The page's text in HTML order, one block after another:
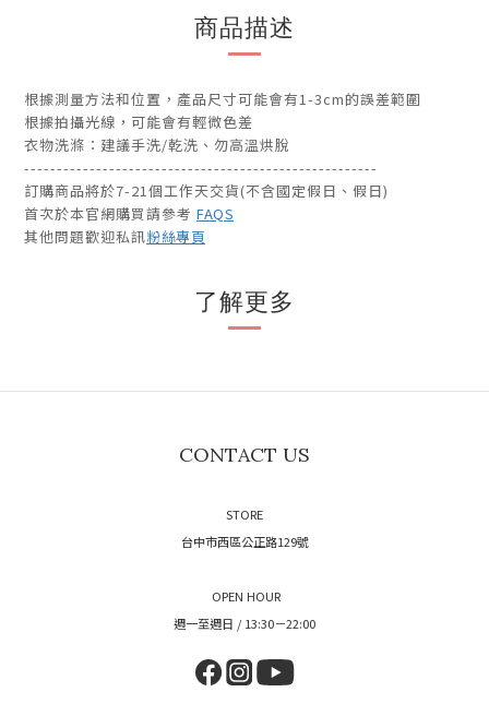
商品描述
根據測量方法和位置，產品尺寸可能會有1-3cm的誤差範圍
根據拍攝光線，可能會有輕微色差
衣物洗滌：建議手洗/乾洗、勿高溫烘脫
------------------------------------------------------
訂購商品將於7-21個工作天交貨(不含國定假日、假日)
首次於本官網購買請參考 FAQS
其他問題歡迎私訊粉絲專頁
了解更多
CONTACT US
STORE
台中市西區公正路129號
OPEN HOUR
週一至週日 / 13:30－22:00